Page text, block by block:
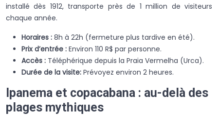
installé dès 1912, transporte près de 1 million de visiteurs
chaque année.
Horaires : 8h à 22h (fermeture plus tardive en été).
Prix d’entrée : Environ 110 R$ par personne.
Accès : Téléphérique depuis la Praia Vermelha (Urca).
Durée de la visite: Prévoyez environ 2 heures.
Ipanema et copacabana : au-delà des
plages mythiques